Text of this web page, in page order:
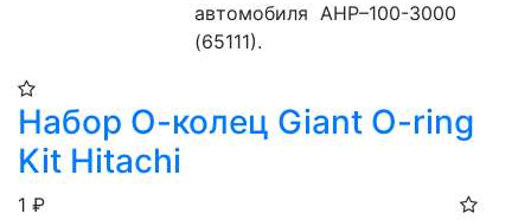
автомобиля  АНР–100-3000
(65111).
Набор О-колец Giant O-ring
Kit Hitachi
1 ₽